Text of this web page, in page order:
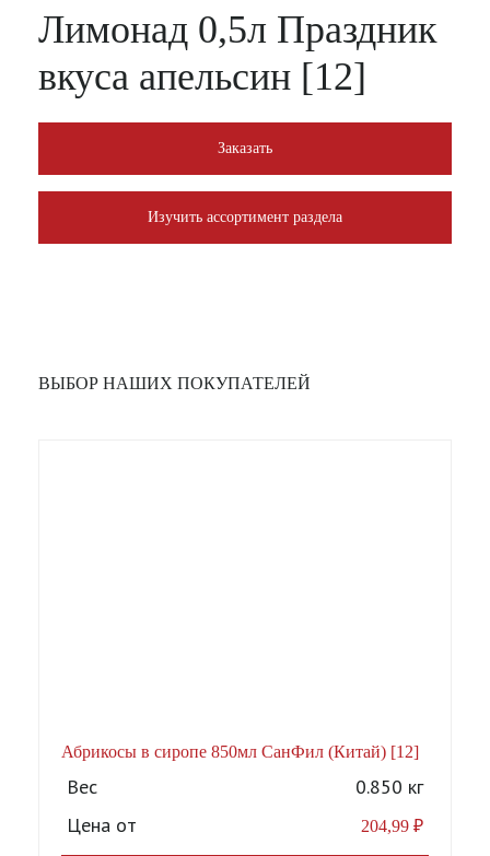
Лимонад 0,5л Праздник
вкуса апельсин [12]
Заказать
Изучить ассортимент раздела
ВЫБОР НАШИХ ПОКУПАТЕЛЕЙ
Абрикосы в сиропе 850мл СанФил (Китай) [12]
Вес
0.850 кг
Цена от
204,99 ₽